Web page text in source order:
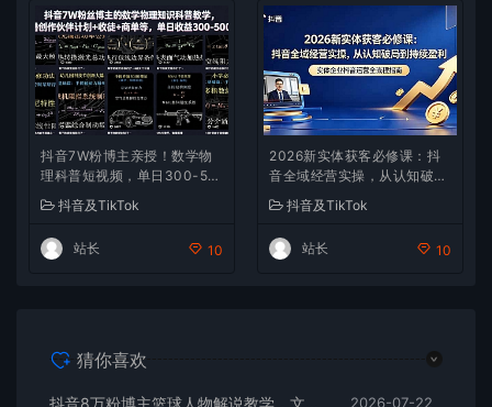
抖音7W粉博主亲授！数学物
理科普短视频，单日300-50
现
抖音及TikTok
站长 10
2026新实体获客必修课：抖
音全域经营实操，从认知破局
抖音及TikTok
站长 10
猜你喜欢
抖音8万粉博主篮球人物解说教学，文案剪辑全套实操，玩转伙伴计划精选单日收益破千 2026-07-22